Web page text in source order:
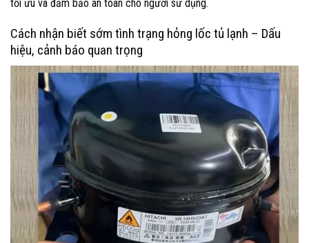
tối ưu và đảm bảo an toàn cho người sử dụng.
Cách nhận biết sớm tình trạng hỏng lốc tủ lạnh – Dấu
hiệu, cảnh báo quan trọng